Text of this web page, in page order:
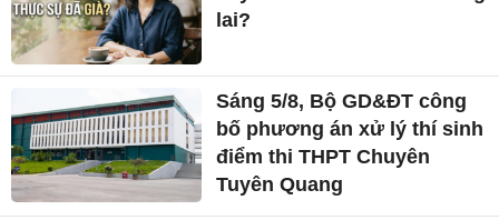
lai?
Sáng 5/8, Bộ GD&ĐT công
bố phương án xử lý thí sinh
điểm thi THPT Chuyên
Tuyên Quang